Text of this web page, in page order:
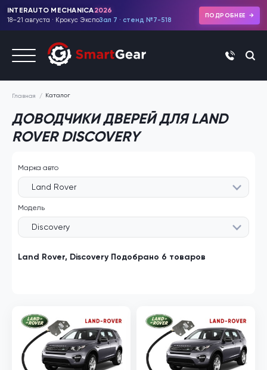
INTERAUTO MECHANICA2026
18–21 августа · Крокус ЭкспоЗал 7 · стенд №7-518
ПОДРОБНЕЕ
+7 (495)
Главная Каталог
ДОВОДЧИКИ ДВЕРЕЙ ДЛЯ LAND
ROVER DISCOVERY
Марка авто
Land Rover
Модель
Discovery
Land Rover, Discovery Подобрано 6 товаров